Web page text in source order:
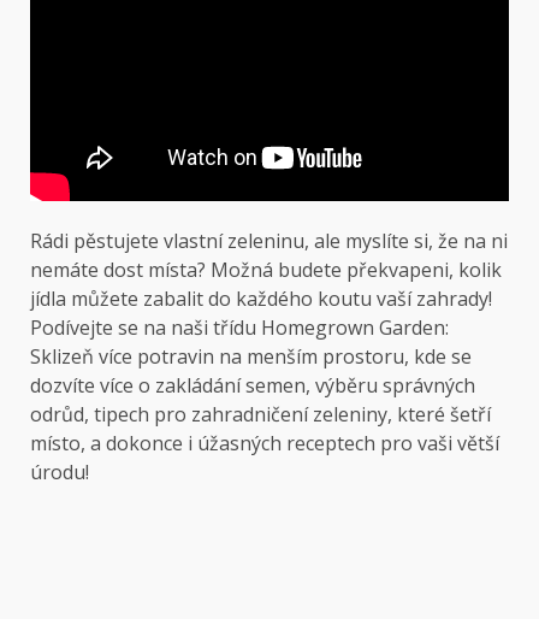
Rádi pěstujete vlastní zeleninu, ale myslíte si, že na ni
nemáte dost místa? Možná budete překvapeni, kolik
jídla můžete zabalit do každého koutu vaší zahrady!
Podívejte se na naši třídu Homegrown Garden:
Sklizeň více potravin na menším prostoru, kde se
dozvíte více o zakládání semen, výběru správných
odrůd, tipech pro zahradničení zeleniny, které šetří
místo, a dokonce i úžasných receptech pro vaši větší
úrodu!